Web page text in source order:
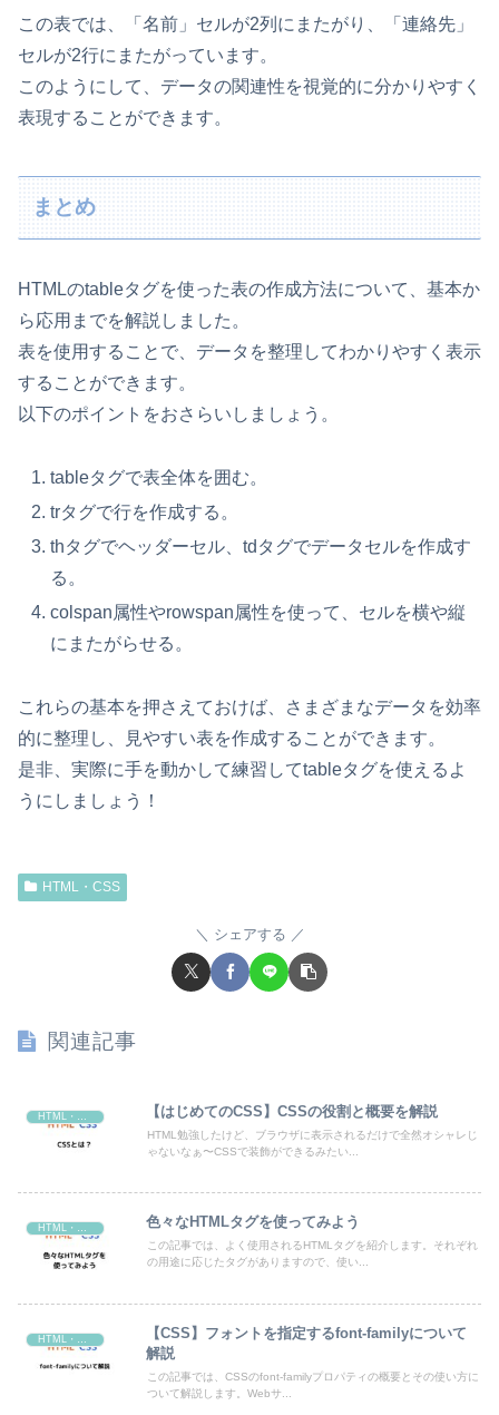
この表では、「名前」セルが2列にまたがり、「連絡先」
セルが2行にまたがっています。
このようにして、データの関連性を視覚的に分かりやすく
表現することができます。
まとめ
HTMLのtableタグを使った表の作成方法について、基本か
ら応用までを解説しました。
表を使用することで、データを整理してわかりやすく表示
することができます。
以下のポイントをおさらいしましょう。
tableタグで表全体を囲む。
trタグで行を作成する。
thタグでヘッダーセル、tdタグでデータセルを作成す
る。
colspan属性やrowspan属性を使って、セルを横や縦
にまたがらせる。
これらの基本を押さえておけば、さまざまなデータを効率
的に整理し、見やすい表を作成することができます。
是非、実際に手を動かして練習してtableタグを使えるよ
うにしましょう！
HTML・CSS
シェアする
関連記事
【はじめてのCSS】CSSの役割と概要を解説
HTML勉強したけど、ブラウザに表示されるだけで全然オシャレじ
ゃないなぁ〜CSSで装飾ができるみたい...
色々なHTMLタグを使ってみよう
この記事では、よく使用されるHTMLタグを紹介します。それぞれ
の用途に応じたタグがありますので、使い...
【CSS】フォントを指定するfont-familyについて
解説
この記事では、CSSのfont-familyプロパティの概要とその使い方に
ついて解説します。Webサ...